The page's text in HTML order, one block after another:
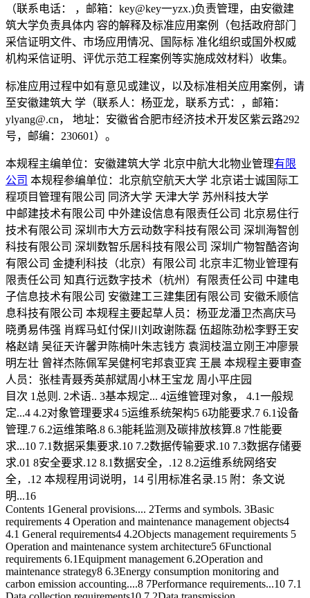
（联系电话： ，邮箱：key@key一yzx.)负责管理，由安徽建
筑大学负责具体内 容的解释及标准应用案例（包括政府部门
采信证明文件、市场应用情况、国际标 准化组织或国外权威
机构采信证明、评优示范工程案例等实施成效材料）收集。
标准应用过程中如有意见或建议，以及标准相关应用案例，请
至安徽建筑大 学（联系人：杨亚龙，联系方式：，邮箱：
ylyang@.cn， 地址：安徽省合肥市经济技术开发区紫云路292
号，邮编：230601）。
本规程主编单位：安徽建筑大学 北京中航大北物业管理有限
公司 本规程参编单位：北京航空航天大学 北京诺士诚国际工
程项目管理有限公司 同济大学 天津大学 苏州科技大学
中邮建技术有限公司 中外建设信息有限责任公司 北京易住行
技术有限公司 深圳市大方云动数字科技有限公司 深圳海智创
科技有限公司 深圳数智乐居科技有限公司 深圳广物智酷咨询
有限公司 金捷利科技（北京）有限公司 北京丰汇物业管理有
限责任公司 知真行远数字技术（杭州）有限责任公司 中建电
子信息技术有限公司 安徽建工三建集团有限公司 安徽禾顺信
息科技有限公司 本规程主要起草人员：杨亚龙潘卫杰高庆马
晓勇易伟强 肖辉马虹付保川刘政谢陈磊 伍超陈劲松李野王安
格赵靖 吴征天许馨尹陈楠叶朱志钱方 袁润枝温立刚王冲廖景
明左壮 曾祥杰陈佩军吴健柯宅邦袁亚宾 王晨 本规程主要审查
人员：张桂青聂秀英郝斌周小林王宝龙 周小平庄园
目次 1总则. 2术语.. 3基本规定... 4运维管理对象， 4.1一般规
定...4 4.2对象管理要求4 5运维系统架构5 6功能要求.7 6.1设备
管理.7 6.2运维策略.8 6.3能耗监测及碳排放核算.8 7性能要
求...10 7.1数据采集要求.10 7.2数据传输要求.10 7.3数据存储要
求.01 8安全要求.12 8.1数据安全，.12 8.2运维系统网络安
全，.12 本规程用词说明，14 引用标准名录.15 附：条文说
明...16
Contents 1General provisions.... 2Terms and symbols. 3Basic
requirements 4 Operation and maintenance management objects4
4.1 General requirements4 4.2Objects management requirements 5
Operation and maintenance system architecture5 6Functional
requirements 6.1Equipment management 6.2Operation and
maintenance strategy8 6.3Energy consumption monitoring and
carbon emission accounting....8 7Performance requirements...10 7.1